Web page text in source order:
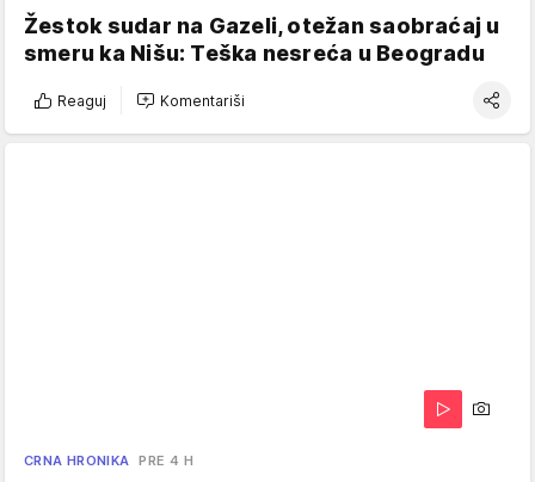
Žestok sudar na Gazeli, otežan saobraćaj u
smeru ka Nišu: Teška nesreća u Beogradu
Reaguj Komentariši
CRNA HRONIKA PRE 4 H